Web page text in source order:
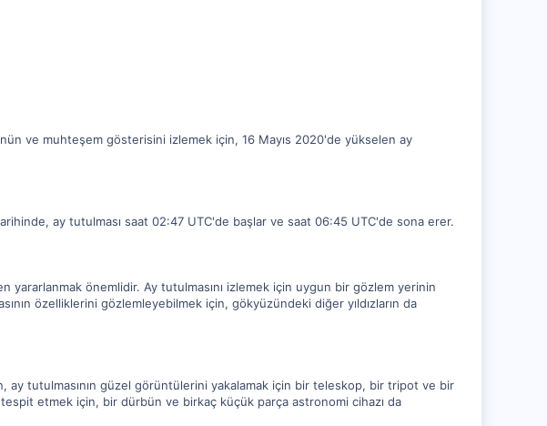
ve muhteşem gösterisini izlemek için, 16 Mayıs 2020'de yükselen ay
ay tutulması saat 02:47 UTC'de başlar ve saat 06:45 UTC'de sona erer.
yararlanmak önemlidir. Ay tutulmasını izlemek için uygun bir gözlem yerinin
özelliklerini gözlemleyebilmek için, gökyüzündeki diğer yıldızların da
ay tutulmasının güzel görüntülerini yakalamak için bir teleskop, bir tripot ve bir
etmek için, bir dürbün ve birkaç küçük parça astronomi cihazı da